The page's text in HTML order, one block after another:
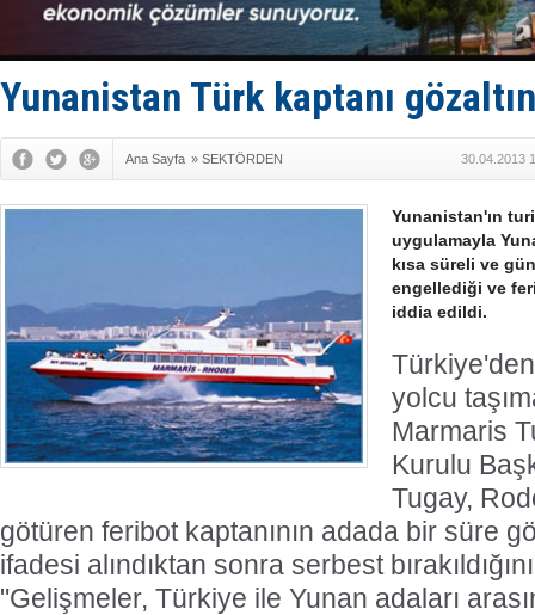
Enejota
Denizcilik
Taksi
Yunanistan Türk kaptanı
Ana Sayfa » SEKTÖRDEN 30.04.2013
Yunanistan'ın
uygulamayla
kısa süreli ve
engellediği ve
iddia edildi.
yolcu
Marmaris
Kurulu
Tugay,
götüren feribot kaptanının adada bir süre
ifadesi alındıktan sonra serbest
"Gelişmeler, Türkiye ile Yunan adaları